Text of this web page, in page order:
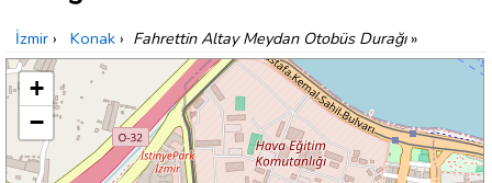
İzmir › Konak › Fahrettin Altay Meydan Otobüs Durağı»
+
−